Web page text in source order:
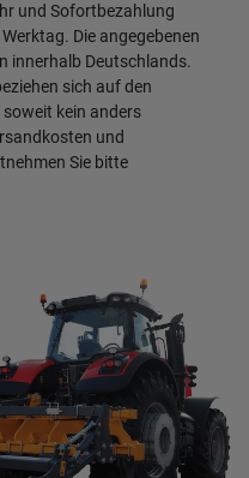
und Sofortbezahlung
Die angegebenen
innerhalb Deutschlands.
sich auf den
kein anders
und
Sie bitte